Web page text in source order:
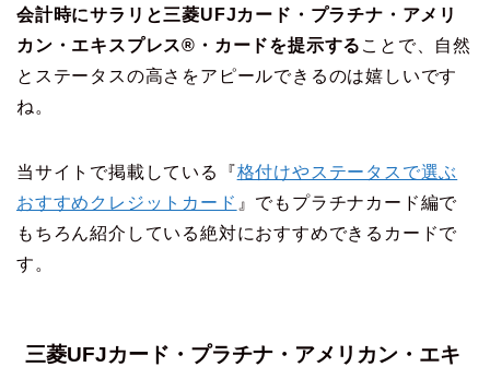
会計時にサラリと三菱UFJカード・プラチナ・アメリ
カン・エキスプレス®・カードを提示する ことで、自然
とステータスの高さをアピールできるのは嬉しいです
ね。
当サイトで掲載している『 格付けやステータスで選ぶ
おすすめクレジットカード 』でもプラチナカード編で
もちろん紹介している絶対におすすめできるカードで
す。
三菱UFJカード・プラチナ・アメリカン・エキ